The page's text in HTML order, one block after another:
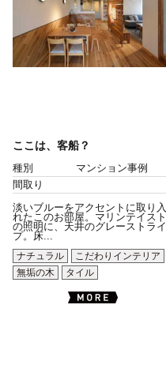
ここは、客船？
種別
マンション事例
間取り
淡いブルーをアクセントに取り入
れたこのお部屋。マリンテイスト
の照明に、天井のグレーストライ
プ。床...
ナチュラル
こだわりインテリア
無垢の木
タイル